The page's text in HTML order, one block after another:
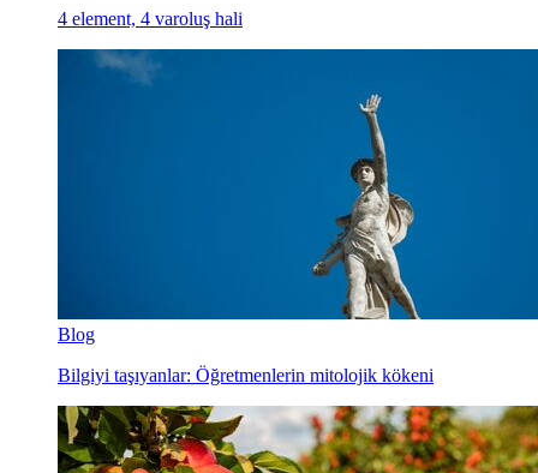
4 element, 4 varoluş hali
Blog
Bilgiyi taşıyanlar: Öğretmenlerin mitolojik kökeni